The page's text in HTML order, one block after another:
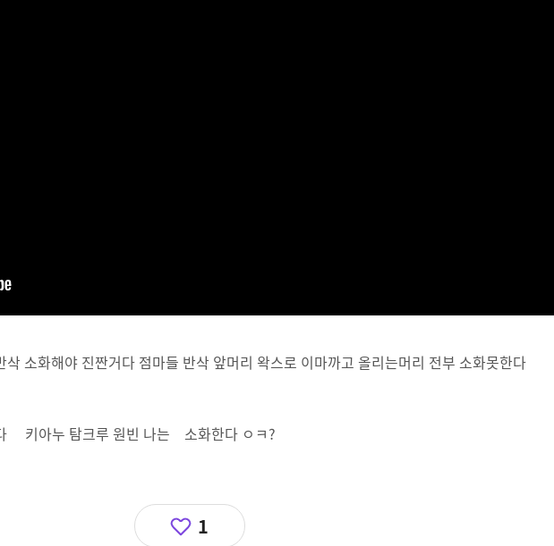
소화해야 진짠거다 점마들 반삭 앞머리 왁스로 이마까고 올리는머리 전부 소화못한다
키아누 탐크루 원빈 나는 소화한다 ㅇㅋ?
1